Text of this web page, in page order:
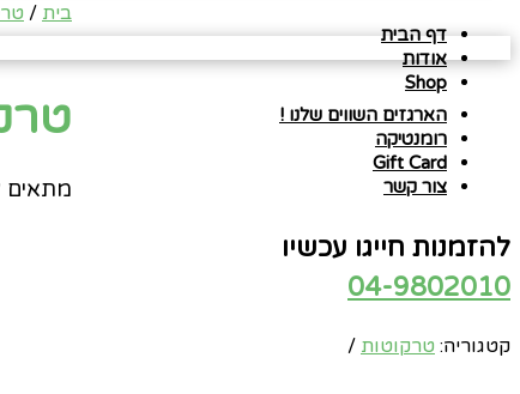
דף הבית
אודות
Shop
הארגזים השווים שלנו !
רומנטיקה
Gift Card
צור קשר
בית /
מתאים
להזמנות חייגו עכשיו
04-9802010
קטגוריה: טרקוטות